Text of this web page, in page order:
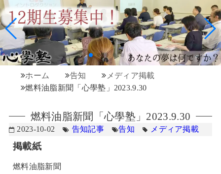
ホーム 告知
メディア掲載
燃料油脂新聞「心學塾」2023.9.30
燃料油脂新聞「心學塾」2023.9.30
2023-10-02 告知記事 告知 メディア掲載
掲載紙
燃料油脂新聞